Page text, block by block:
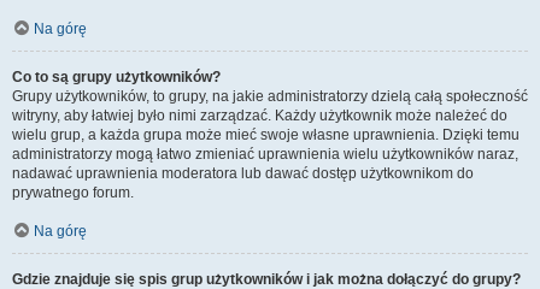
Na górę
Co to są grupy użytkowników?
Grupy użytkowników, to grupy, na jakie administratorzy dzielą całą społeczność
witryny, aby łatwiej było nimi zarządzać. Każdy użytkownik może należeć do
wielu grup, a każda grupa może mieć swoje własne uprawnienia. Dzięki temu
administratorzy mogą łatwo zmieniać uprawnienia wielu użytkowników naraz,
nadawać uprawnienia moderatora lub dawać dostęp użytkownikom do
prywatnego forum.
Na górę
Gdzie znajduje się spis grup użytkowników i jak można dołączyć do grupy?